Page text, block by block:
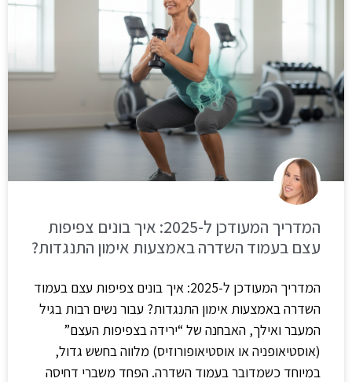
המדריך המעודכן ל-2025: איך בונים צפיפות
עצם בעמוד השדרה באמצעות אימון התנגדות?
המדריך המעודכן ל-2025: איך בונים צפיפות עצם בעמוד
השדרה באמצעות אימון התנגדות? עבור נשים רבות בגיל
המעבר ואילך, האבחנה של “ירידה בצפיפות העצם”
(אוסטיאופניה או אוסטיאופורוזיס) מלווה בחשש גדול,
במיוחד כשמדובר בעמוד השדרה. הפחד משברי דחיסה